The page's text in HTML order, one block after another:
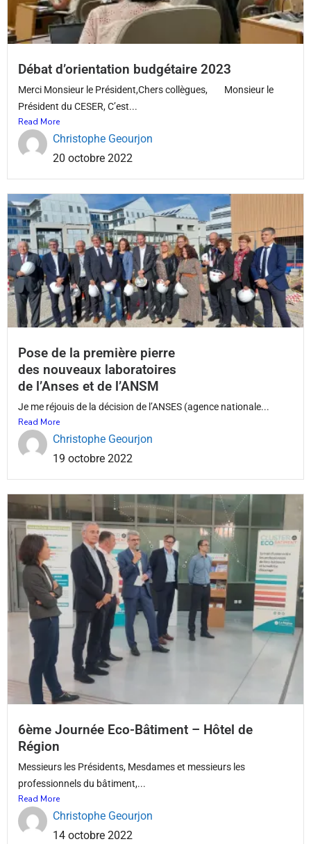
Débat d’orientation budgétaire 2023
Merci Monsieur le Président,Chers collègues, Monsieur le
Président du CESER, C’est...
Read More
Christophe Geourjon
20 octobre 2022
Pose de la première pierre
des nouveaux laboratoires
de l’Anses et de l’ANSM
Je me réjouis de la décision de l’ANSES (agence nationale...
Read More
Christophe Geourjon
19 octobre 2022
6ème Journée Eco-Bâtiment – Hôtel de
Région
Messieurs les Présidents, Mesdames et messieurs les
professionnels du bâtiment,...
Read More
Christophe Geourjon
14 octobre 2022